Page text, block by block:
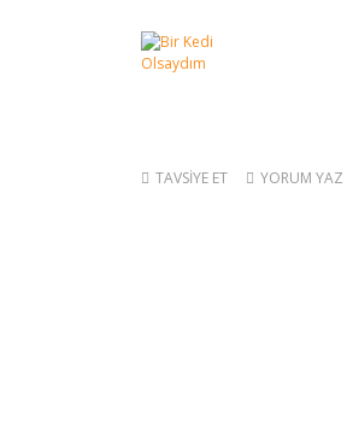
TAVSİYE ET YORUM YAZ